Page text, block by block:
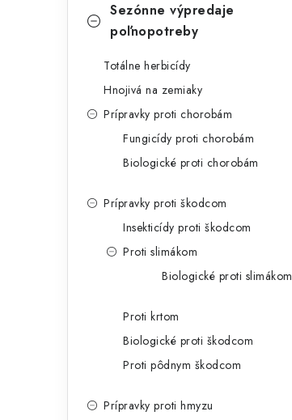
Sezónne výpredaje
poľnopotreby
Totálne herbicídy
Hnojivá na zemiaky
Prípravky proti chorobám
Fungicídy proti chorobám
Biologické proti chorobám
Prípravky proti škodcom
Insekticídy proti škodcom
Proti slimákom
Biologické proti slimákom
Proti krtom
Biologické proti škodcom
Proti pôdnym škodcom
Prípravky proti hmyzu